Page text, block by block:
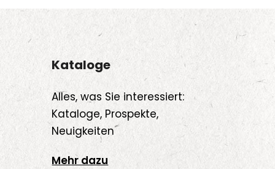
Kataloge
Alles, was Sie interessiert:
Kataloge, Prospekte,
Neuigkeiten
Mehr dazu